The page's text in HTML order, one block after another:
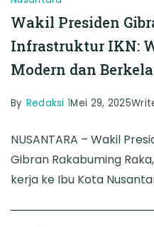
Wakil Presiden
Infrastruktur IKN:
Modern dan
By Redaksi 1Mei 29, 2025
NUSANTARA – Wakil
Gibran Rakabuming
kerja ke Ibu Kota